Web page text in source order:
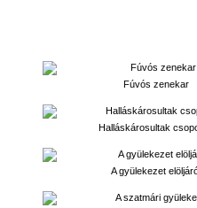
Fúvós zenekar
Halláskárosultak
A gyülekezet